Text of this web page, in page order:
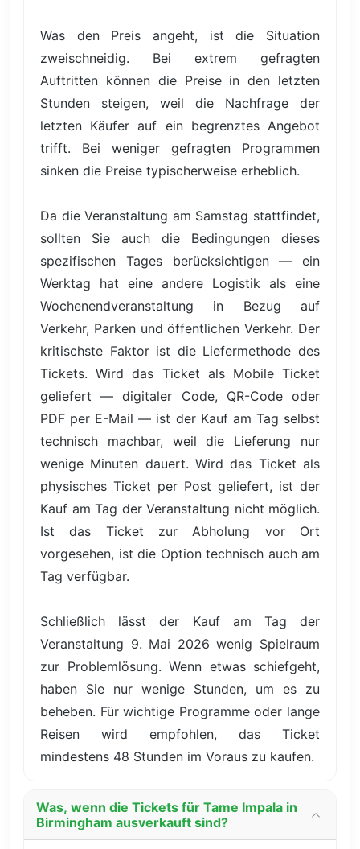
Was den Preis angeht, ist die Situation
zweischneidig. Bei extrem gefragten
Auftritten können die Preise in den letzten
Stunden steigen, weil die Nachfrage der
letzten Käufer auf ein begrenztes Angebot
trifft. Bei weniger gefragten Programmen
sinken die Preise typischerweise erheblich.
Da die Veranstaltung am Samstag stattfindet,
sollten Sie auch die Bedingungen dieses
spezifischen Tages berücksichtigen — ein
Werktag hat eine andere Logistik als eine
Wochenendveranstaltung in Bezug auf
Verkehr, Parken und öffentlichen Verkehr. Der
kritischste Faktor ist die Liefermethode des
Tickets. Wird das Ticket als Mobile Ticket
geliefert — digitaler Code, QR-Code oder
PDF per E-Mail — ist der Kauf am Tag selbst
technisch machbar, weil die Lieferung nur
wenige Minuten dauert. Wird das Ticket als
physisches Ticket per Post geliefert, ist der
Kauf am Tag der Veranstaltung nicht möglich.
Ist das Ticket zur Abholung vor Ort
vorgesehen, ist die Option technisch auch am
Tag verfügbar.
Schließlich lässt der Kauf am Tag der
Veranstaltung 9. Mai 2026 wenig Spielraum
zur Problemlösung. Wenn etwas schiefgeht,
haben Sie nur wenige Stunden, um es zu
beheben. Für wichtige Programme oder lange
Reisen wird empfohlen, das Ticket
mindestens 48 Stunden im Voraus zu kaufen.
Was, wenn die Tickets für Tame Impala in
Birmingham ausverkauft sind?